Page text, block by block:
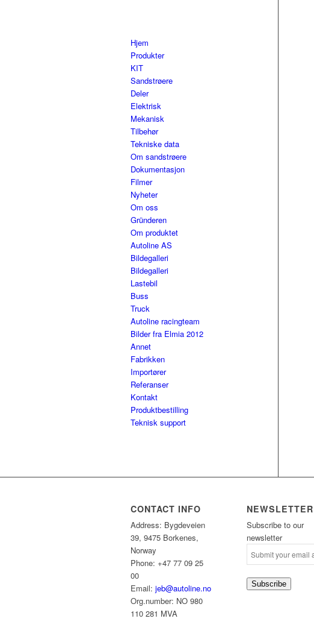
Hjem
Produkter
KIT
Sandstrøere
Deler
Elektrisk
Mekanisk
Tilbehør
Tekniske data
Om sandstrøere
Dokumentasjon
Filmer
Nyheter
Om oss
Gründeren
Om produktet
Autoline AS
Bildegalleri
Bildegalleri
Lastebil
Buss
Truck
Autoline racingteam
Bilder fra Elmia 2012
Annet
Fabrikken
Importører
Referanser
Kontakt
Produktbestilling
Teknisk support
CONTACT INFO
Address: Bygdeveien
39, 9475 Borkenes,
Norway
Phone: +47 77 09 25
00
Email: jeb@autoline.no
Org.number: NO 980
110 281 MVA
NEWSLETTER
Subscribe to our
newsletter
Subscribe